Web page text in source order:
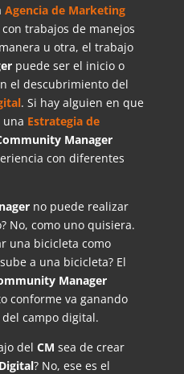
Agencia de Marketing
trabajos de manejos
u otra, el trabajo
puede ser el inicio o
el descubrimiento del
. Si hay alguien en que
una Estrategia de
Manager
con diferentes
no puede realizar
No, como uno quisiera.
una bicicleta como
a una bicicleta? El
Manager
conforme va ganando
campo digital.
del CM sea de crear
? No, ese es el